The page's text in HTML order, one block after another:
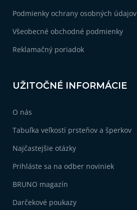
Podmienky ochrany osobných údajov
Všeobecné obchodné podmienky
Reklamačný poriadok
UŽITOČNÉ INFORMÁCIE
O nás
Tabuľka veľkostí prsteňov a šperkov
Najčastejšie otázky
Prihláste sa na odber noviniek
BRUNO magazín
Darčekové poukazy